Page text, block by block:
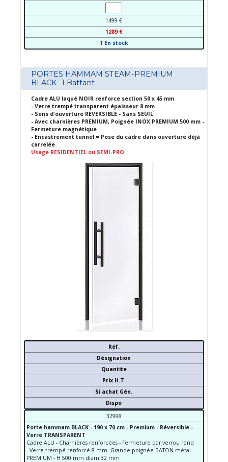
1499 €
1289 €
1 En stock
PORTES HAMMAM STEAM-PREMIUM
BLACK- 1 Battant
Cadre ALU laqué NOIR renforce section 50 x 45 mm
- Verre trempé transparent épaisseur 8 mm
- Sens d'ouverture REVERSIBLE - Sans SEUIL
- Avec charnières PREMIUM, Poignée INOX PREMIUM 500 mm -
Fermeture magnétique
- Encastrement tunnel = Pose du cadre dans ouverture déjà
carrelée
Usage RESIDENTIEL ou SEMI-PRO
Réf.
Désignation
Quantite
Prix H.T.
Si achat Gén.
Dispo
32998
Porte hammam BLACK - 190 x 70 cm - Premium - Réversible -
Verre TRANSPARENT
Cadre ALU - Charnières renforcées - Fermeture par verrou rond
- Verre trempé renforcé 8 mm -Grande poignée BATON métal
PREMIUM - H 500 mm diam 32 mm